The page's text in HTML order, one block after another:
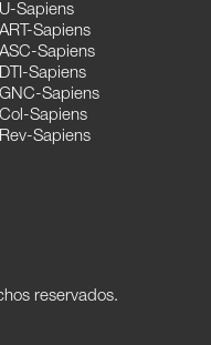
U-Sapiens
ART-Sapiens
ASC-Sapiens
DTI-Sapiens
GNC-Sapiens
Col-Sapiens
Rev-Sapiens
reservados.